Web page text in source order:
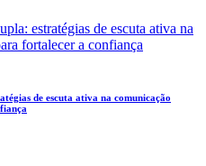
de escuta ativa na comunicação